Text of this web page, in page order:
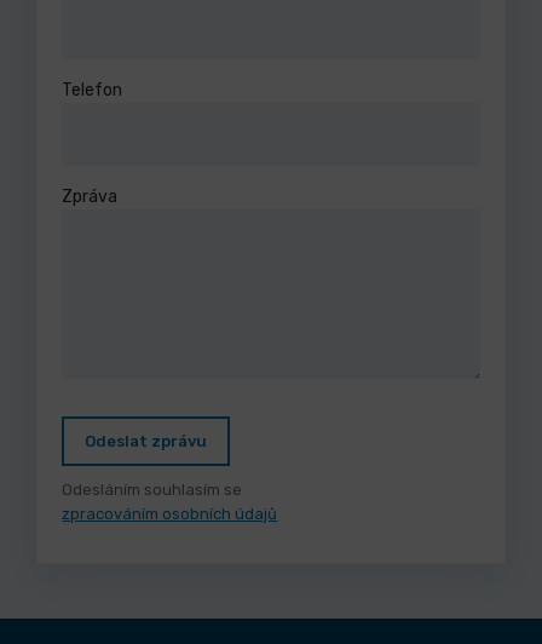
Telefon
Zpráva
Odeslat zprávu
Odesláním souhlasím se
zpracováním osobních údajů